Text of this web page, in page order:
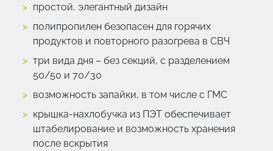
простой, элегантный дизайн
полипропилен безопасен для горячих
продуктов и повторного разогрева в СВЧ
три вида дня – без секций, с разделением
50/50 и 70/30
возможность запайки, в том числе с ГМС
крышка-нахлобучка из ПЭТ обеспечивает
штабелирование и возможность хранения
после вскрытия